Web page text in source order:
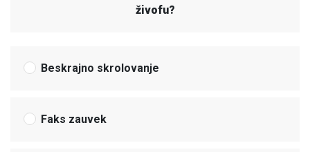
živofu?
Beskrajno skrolovanje
Faks zauvek